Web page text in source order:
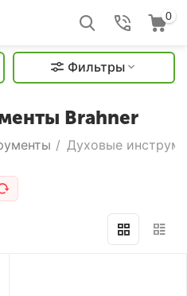
0
Фильтры
Brahner
/ Духовые